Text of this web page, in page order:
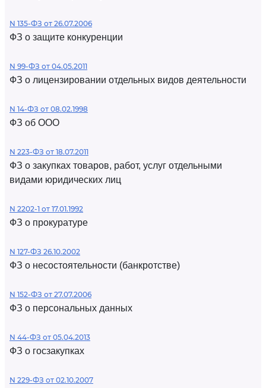
N 135-ФЗ от 26.07.2006
ФЗ о защите конкуренции
N 99-ФЗ от 04.05.2011
ФЗ о лицензировании отдельных видов деятельности
N 14-ФЗ от 08.02.1998
ФЗ об ООО
N 223-ФЗ от 18.07.2011
ФЗ о закупках товаров, работ, услуг отдельными
видами юридических лиц
N 2202-1 от 17.01.1992
ФЗ о прокуратуре
N 127-ФЗ 26.10.2002
ФЗ о несостоятельности (банкротстве)
N 152-ФЗ от 27.07.2006
ФЗ о персональных данных
N 44-ФЗ от 05.04.2013
ФЗ о госзакупках
N 229-ФЗ от 02.10.2007